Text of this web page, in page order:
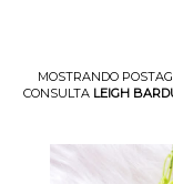
MOSTRANDO
CONSULTA LEIGH